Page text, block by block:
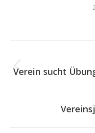
Verein sucht